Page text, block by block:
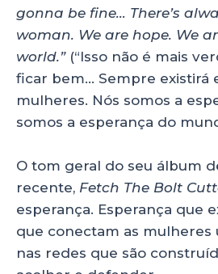
gonna be fine… There’s
woman. We are hope. We
world.” (“Isso não é mais
ficar bem… Sempre existirá
mulheres. Nós somos a
somos a esperança do
O tom geral do seu álbum
recente, Fetch The Bolt
esperança. Esperança que
que conectam as mulheres
nas redes que são